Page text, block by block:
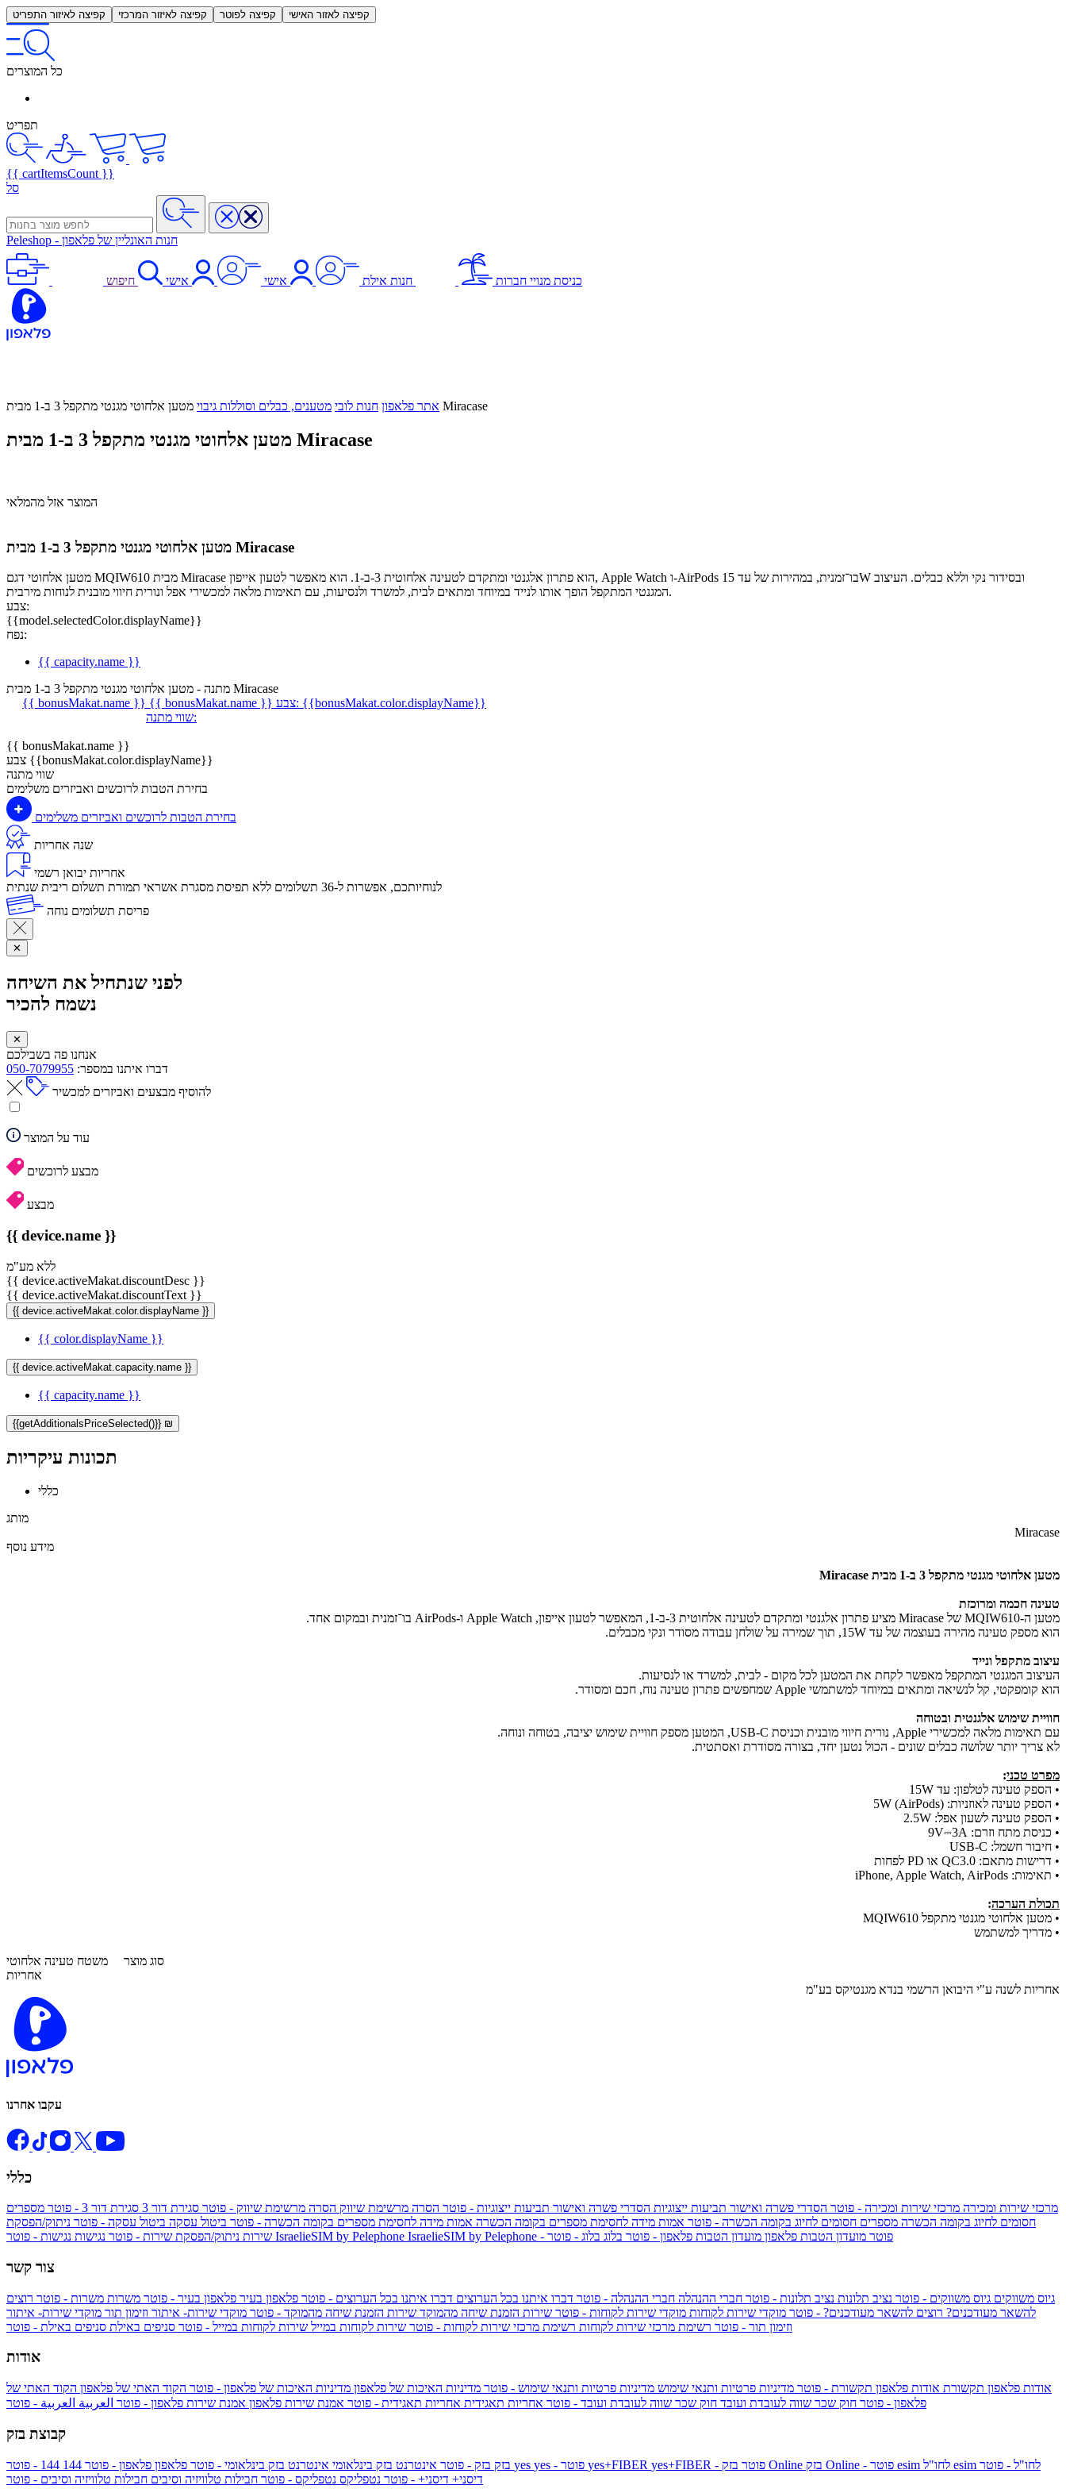
קפיצה לאיזור התפריט קפיצה לאיזור המרכזי קפיצה לפוטר קפיצה לאזור האישי
כל המוצרים
תפריט
{{ cartItemsCount }}
סל
Peleshop - חנות האונליין של פלאפון
כניסת מנויי חברות חנות אילת אישי אישי חיפוש
אתר פלאפון חנות לובי מטענים, כבלים וסוללות גיבוי מטען אלחוטי מגנטי מתקפל 3 ב-1 מבית Miracase
מטען אלחוטי מגנטי מתקפל 3 ב-1 מבית Miracase
המוצר אזל מהמלאי
מטען אלחוטי מגנטי מתקפל 3 ב-1 מבית Miracase
מטען אלחוטי דגם MQIW610 מבית Miracase הוא פתרון אלגנטי ומתקדם לטעינה אלחוטית 3‑ב‑1. הוא מאפשר לטעון אייפון, Apple Watch ו‑AirPods בו־זמנית, במהירות של עד 15W ובסידור נקי וללא כבלים. העיצוב
המגנטי המתקפל הופך אותו לנייד במיוחד ומתאים לבית, למשרד ולנסיעות, עם תאימות מלאה למכשירי אפל ונורית חיווי מובנית לנוחות מירבית.
צבע:
{{model.selectedColor.displayName}}
נפח:
{{ capacity.name }}
מתנה - מטען אלחוטי מגנטי מתקפל 3 ב-1 מבית Miracase
{{ bonusMakat.name }} {{ bonusMakat.name }} צבע: {{bonusMakat.color.displayName}}
שווי מתנה:
{{ bonusMakat.name }}
צבע {{bonusMakat.color.displayName}}
שווי מתנה
בחירת הטבות לרוכשים ואביזרים משלימים
בחירת הטבות לרוכשים ואביזרים משלימים
שנה אחריות
אחריות יבואן רשמי
לנוחיותכם, אפשרות ל-36 תשלומים ללא תפיסת מסגרת אשראי תמורת תשלום ריבית שנתית
פריסת תשלומים נוחה
✕
לפני שנתחיל את השיחה
נשמח להכיר
✕
אנחנו פה בשבילכם
דברו איתנו במספר: 050-7079955
להוסיף מבצעים ואביזרים למכשיר
עוד על המוצר
מבצע לרוכשים
מבצע
{{ device.name }}
ללא מע"מ
{{ device.activeMakat.discountDesc }}
{{ device.activeMakat.discountText }}
{{ device.activeMakat.color.displayName }}
{{ color.displayName }}
{{ device.activeMakat.capacity.name }}
{{ capacity.name }}
{{getAdditionalsPriceSelected()}} ₪
תכונות עיקריות
כללי
מותג
Miracase
מידע נוסף
מטען אלחוטי מגנטי מתקפל 3 ב-1 מבית Miracase​
טעינה חכמה ומרוכזת
מטען ה‑MQIW610 של Miracase מציע פתרון אלגנטי ומתקדם לטעינה אלחוטית 3‑ב‑1, המאפשר לטעון אייפון, Apple Watch ו‑AirPods בו־זמנית ובמקום אחד.
הוא מספק טעינה מהירה בעוצמה של עד 15W, תוך שמירה על שולחן עבודה מסודר ונקי מכבלים.
עיצוב מתקפל ונייד
העיצוב המגנטי המתקפל מאפשר לקחת את המטען לכל מקום - לבית, למשרד או לנסיעות.
הוא קומפקטי, קל לנשיאה ומתאים במיוחד למשתמשי Apple שמחפשים פתרון טעינה נוח, חכם ומסודר.
חוויית שימוש אלגנטית ובטוחה
עם תאימות מלאה למכשירי Apple, נורית חיווי מובנית וכניסת USB‑C, המטען מספק חוויית שימוש יציבה, בטוחה ונוחה.
לא צריך יותר שלושה כבלים שונים - הכול נטען יחד, בצורה מסודרת ואסתטית.
מפרט טכני:
• הספק טעינה לטלפון: עד 15W
• הספק טעינה לאוזניות: 5W (AirPods)
• הספק טעינה לשעון אפל: 2.5W
• כניסת מתח וזרם: ‎9V⎓3A
• חיבור חשמל: USB‑C
• דרישות מתאם: QC3.0 או PD לפחות
• תאימות: iPhone, Apple Watch, AirPods
תכולת הערכה:
• מטען אלחוטי מגנטי מתקפל MQIW610
• מדריך למשתמש
סוג מוצר משטח טעינה אלחוטי
אחריות
אחריות לשנה ע"י היבואן הרשמי בנדא מגנטיקס בע"מ
עקבו אחרנו
כללי
מרכזי שירות ומכירה מרכזי שירות ומכירה - פוטר הסדרי פשרה ואישור תביעות ייצוגיות הסדרי פשרה ואישור תביעות ייצוגיות - פוטר הסרה מרשימת שיווק הסרה מרשימת שיווק - פוטר סגירת דור 3 סגירת דור 3 - פוטר
מספרים
חסומים לחיוג בקומה הכשרה מספרים חסומים לחיוג בקומה הכשרה - פוטר אמות מידה לחסימת מספרים בקומה הכשרה אמות מידה לחסימת מספרים בקומה הכשרה - פוטר ביטול עסקה ביטול עסקה - פוטר ניתוק/הפסקת
שירות ניתוק/הפסקת שירות - פוטר נגישות IsraelieSIM by Pelephone IsraelieSIM by Pelephone - פוטר מועדון הטבות פלאפון מועדון הטבות פלאפון - פוטר בלוג בלוג - פוטר
צור קשר
גיוס משווקים גיוס משווקים - פוטר נציב תלונות נציב תלונות - פוטר חברי ההנהלה חברי ההנהלה - פוטר דברו איתנו בכל הערוצים דברו איתנו בכל הערוצים - פוטר פלאפון בעיר פלאפון בעיר - פוטר משרות משרות - פוטר רוצים
להשאר מעודכנים? רוצים להשאר מעודכנים? - פוטר מוקדי שירות לקוחות מוקדי שירות לקוחות - פוטר שירות הזמנת שיחה מהמוקד שירות הזמנת שיחה מהמוקד - פוטר מוקדי שירות- איתור וזימון תור מוקדי שירות- איתור
וזימון תור - פוטר רשימת מרכזי שירות לקוחות רשימת מרכזי שירות לקוחות - פוטר שירות לקוחות במייל שירות לקוחות במייל - פוטר סניפים באילת סניפים באילת - פוטר
אודות
אודות פלאפון תקשורת אודות פלאפון תקשורת - פוטר מדיניות פרטיות ותנאי שימוש מדיניות פרטיות ותנאי שימוש - פוטר מדיניות האיכות של פלאפון מדיניות האיכות של פלאפון - פוטר הקוד האתי של פלאפון הקוד האתי של
פלאפון - פוטר חוק שכר שווה לעובדת ועובד חוק שכר שווה לעובדת ועובד - פוטר אחריות תאגידית אחריות תאגידית - פוטר אמנת שירות פלאפון אמנת שירות פלאפון - פוטר العربية العربية - פוטר
קבוצת בזק
בזק בזק - פוטר אינטרנט בזק בינלאומי אינטרנט בזק בינלאומי - פוטר פלאפון פלאפון - פוטר 144 yes yes+FIBER yes+FIBER - פוטר בזק Online
esim לחו"ל - פוטר
דיסני+ דיסני+ - פוטר נטפליקס נטפליקס - פוטר חבילות טלוויזיה וסיבים חבילות טלוויזיה וסיבים - פוטר